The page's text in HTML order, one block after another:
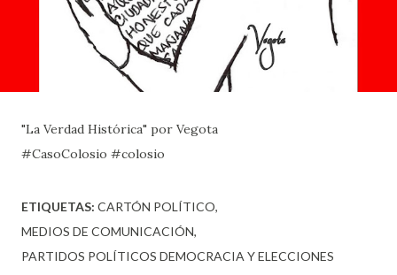
"La Verdad Histórica" por Vegota
#CasoColosio #colosio
ETIQUETAS: CARTÓN POLÍTICO
MEDIOS DE COMUNICACIÓN
PARTIDOS POLÍTICOS DEMOCRACIA Y ELECCIONES